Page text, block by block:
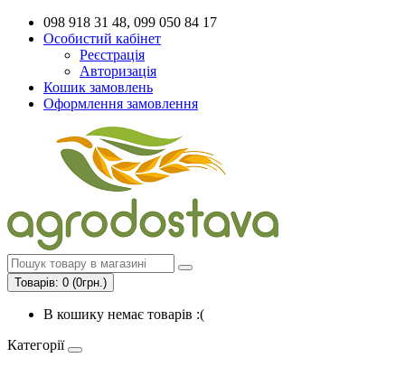
098 918 31 48, 099 050 84 17
Особистий кабінет
Реєстрація
Авторизація
Кошик замовлень
Оформлення замовлення
Товарів: 0 (0грн.)
В кошику немає товарів :(
Категорії